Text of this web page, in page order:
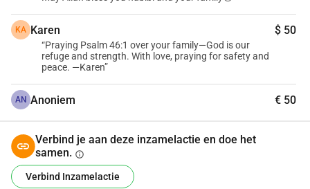
KA Karen $ 50
“Praying Psalm 46:1 over your family—God is our
refuge and strength. With love, praying for safety and
peace. —Karen”
AN Anoniem € 50
Verbind je aan deze inzamelactie en doe het
samen. info
Verbind Inzamelactie